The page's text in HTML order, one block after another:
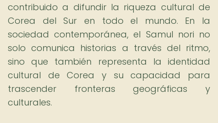
contribuido a difundir la riqueza cultural de
Corea del Sur en todo el mundo. En la
sociedad contemporánea, el Samul nori no
solo comunica historias a través del ritmo,
sino que también representa la identidad
cultural de Corea y su capacidad para
trascender fronteras geográficas y
culturales.